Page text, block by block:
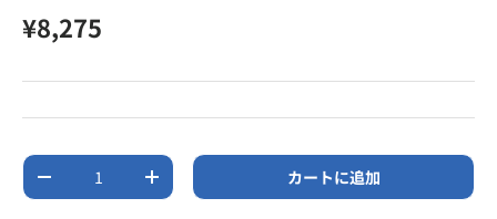
定価
¥8,275
数量
数量を減らす
数量を増やす カートに追加